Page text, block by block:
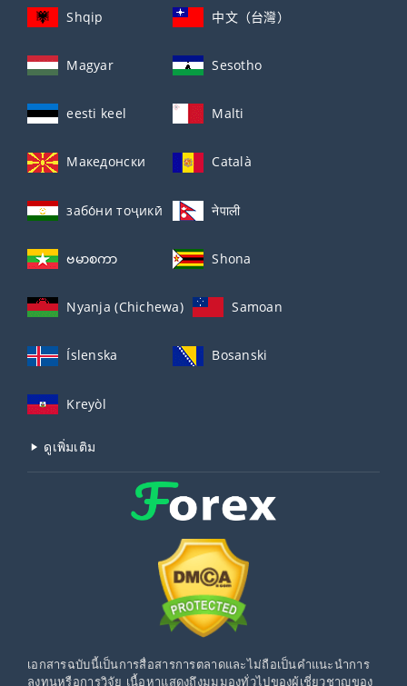
Shqip 中文（台灣）
Magyar Sesotho
eesti keel Malti
Македонски Català
забо́ни тоҷикӣ́ नेपाली
ဗမာစကာ Shona
Nyanja (Chichewa) Samoan
Íslenska Bosanski
Kreyòl
ดูเพิ่มเติม
เอกสารฉบับนี้เป็นการสื่อสารการตลาดและไม่ถือเป็นคำแนะนำการ
ลงทุนหรือการวิจัย เนื้อหาแสดงถึงมุมมองทั่วไปของผู้เชี่ยวชาญของ